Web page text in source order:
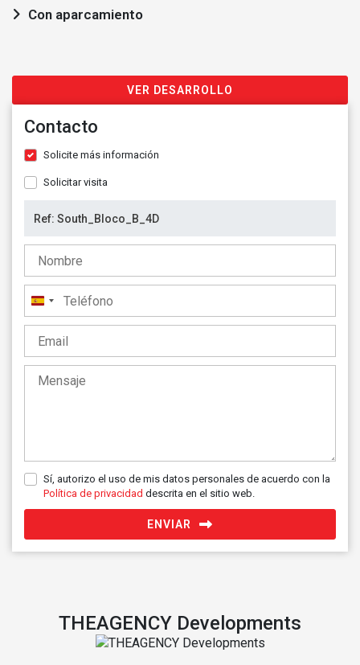
Con aparcamiento
VER DESARROLLO
Contacto
Solicite más información
Solicitar visita
España
+34
Sí, autorizo el uso de mis datos personales de acuerdo con la
Política de privacidad descrita en el sitio web.
ENVIAR
THEAGENCY Developments